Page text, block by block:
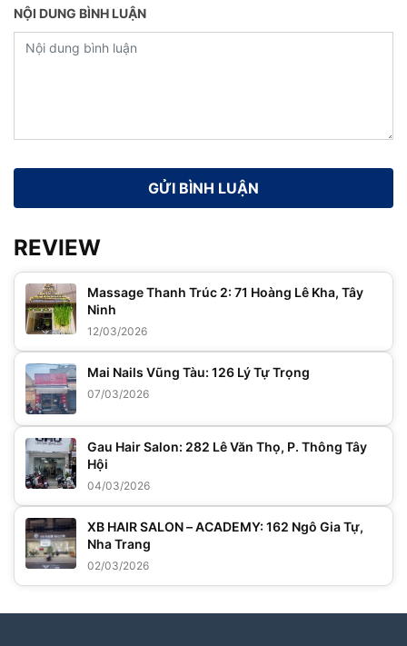
NỘI DUNG BÌNH LUẬN
REVIEW
Massage Thanh Trúc 2: 71 Hoàng Lê Kha, Tây
Ninh
12/03/2026
Mai Nails Vũng Tàu: 126 Lý Tự Trọng
07/03/2026
Gau Hair Salon: 282 Lê Văn Thọ, P. Thông Tây
Hội
04/03/2026
XB HAIR SALON – ACADEMY: 162 Ngô Gia Tự,
Nha Trang
02/03/2026